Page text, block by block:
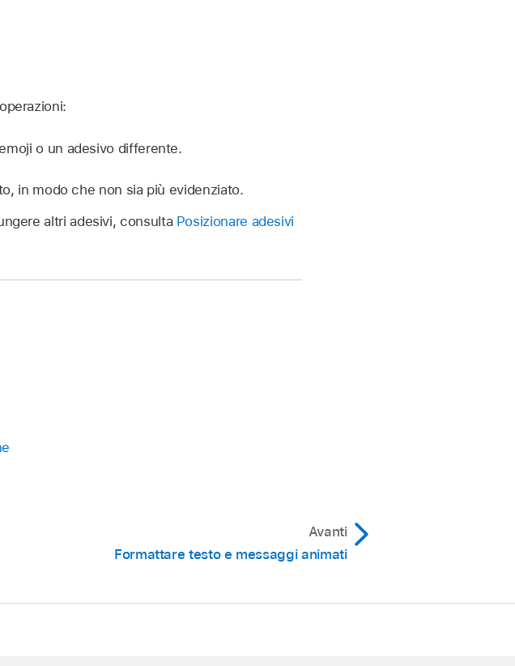
o un adesivo differente.
in modo che non sia più evidenziato.
altri adesivi, consulta Posizionare adesivi
Avanti
Formattare testo e messaggi animati